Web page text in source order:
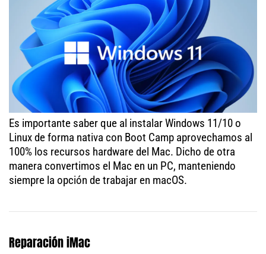
Es importante saber que al instalar Windows 11/10 o
Linux de forma nativa con Boot Camp aprovechamos al
100% los recursos hardware del Mac. Dicho de otra
manera convertimos el Mac en un PC, manteniendo
siempre la opción de trabajar en macOS.
Reparación iMac